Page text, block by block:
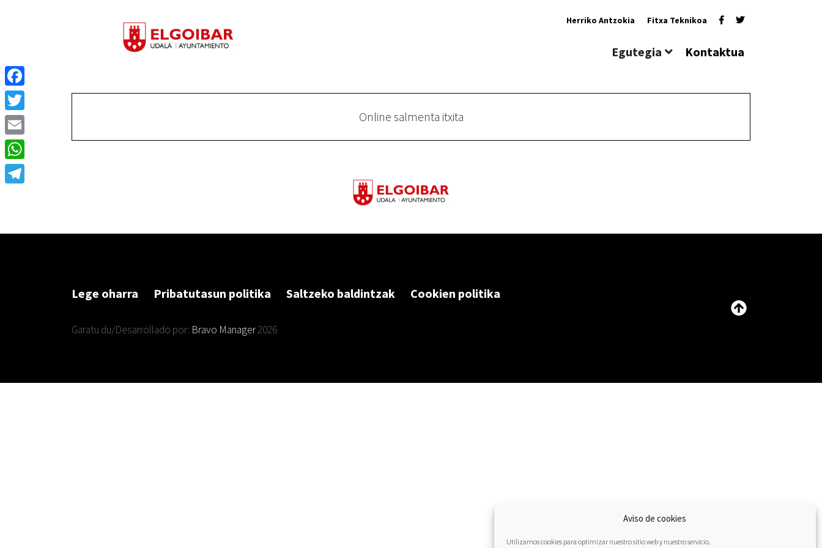
Aviso de cookies
Utilizamos cookies para optimizar nuestro sitio web y nuestro servicio.
Herriko Antzokia Fitxa Teknikoa
Egutegia Kontaktua
Online salmenta itxita
Lege oharra Pribatutasun politika Saltzeko baldintzak Cookien politika
Garatu du/Desarrollado por: Bravo Manager2026
Facebook
Twitter
Email
WhatsApp